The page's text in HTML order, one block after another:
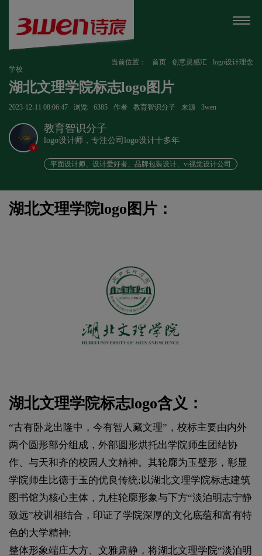
当前位置： 首页 创意灵感汇
logo设计理念
学校
湖北文理学院标志logo图片
2023-12-11 08:06:47 浏览 6385 作者 教育智识分子 来源 3wen
v
教育智识分子
logo设计师，专注公司logo设计十多年
平面设计师、设计爱好者、品牌包装设计、vi视觉设计公司
湖北文理学院logo图片：
湖北文理学院标志logo含义：
“古有卧龙出隆中，今有智人藏文理”，校标主要由内外
两个圆形部分组成，外部圆形烘托出学院师生团结协
作、与天和齐的校园人文精神。其轮廓为玉璧形，彰显
学院师生比德于玉的优良传统;以湖北文理学院标志建筑
图书馆为核心主体，九柱轮廓形象与下方“淡泊明志宁静
致远”校训相结合，印证了学院深厚的文化底蕴和富有特
色的大学精神;
整体形象端庄大方、文雅肃静，将湖北文理学院“淡泊明